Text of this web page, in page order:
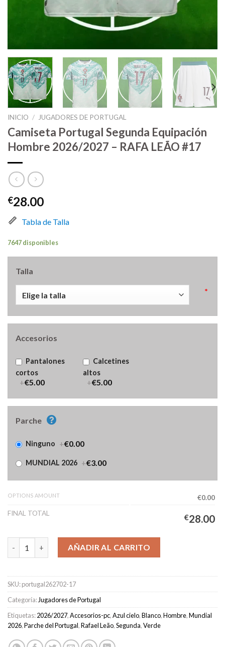
INICIO / JUGADORES DE PORTUGAL
Camiseta Portugal Segunda Equipación
Hombre 2026/2027 – RAFA LEÃO #17
€28.00
Tabla de Talla
7647 disponibles
Talla
*
Accesorios
Pantalones
cortos
+€5.00
Calcetines
altos
+€5.00
Parche
Ninguno +€0.00
MUNDIAL 2026 +€3.00
OPTIONS AMOUNT
€0.00
FINAL TOTAL
€28.00
Camiseta Portugal Segunda Equipación Hombre 2026/2027 -
AÑADIR AL CARRITO
SKU:portugal262702-17
Categoría:Jugadores de Portugal
Etiquetas:2026/2027,Accesorios-pc,Azul cielo,Blanco,Hombre,Mundial
2026,Parche del Portugal,Rafael Leão,Segunda,Verde